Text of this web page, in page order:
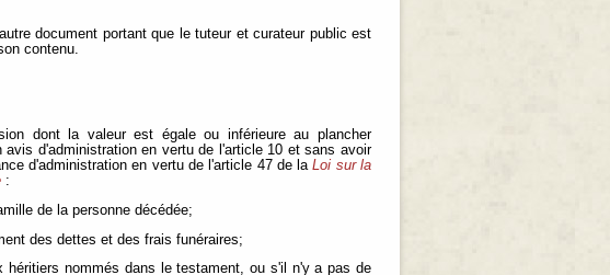
document portant que le tuteur et curateur public est
contenu.
dont la valeur est égale ou inférieure au plancher
d'administration en vertu de l'article 10 et sans avoir
d'administration en vertu de l'article 47 de laLoi sur la
:
de la personne décédée;
des dettes et des frais funéraires;
nommés dans le testament, ou s'il n'y a pas de